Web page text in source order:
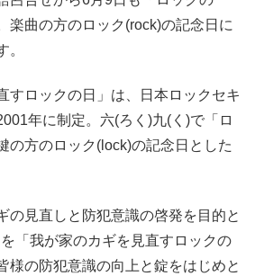
楽曲の方のロック(rock)の記念日に
。
すロックの日」は、日本ロックセキ
年に制定。六(ろく)九(く)で「ロ
の方のロック(lock)の記念日とした
の見直しと防犯意識の啓発を目的と
「我が家のカギを見直すロックの
様の防犯意識の向上と錠をはじめと